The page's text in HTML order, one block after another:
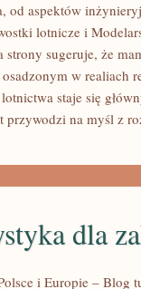
od aspektów
lotnicze i
strony sugeruje, że
w realiach
staje się
przywodzi na myśl z
dla
i Europie – Blog